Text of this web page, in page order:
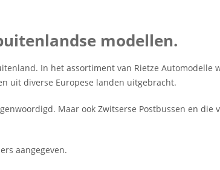
modellen.
In het assortiment van Rietze Automodelle
uit diverse Europese landen uitgebracht.
Maar ook Zwitserse Postbussen en die
aangegeven.